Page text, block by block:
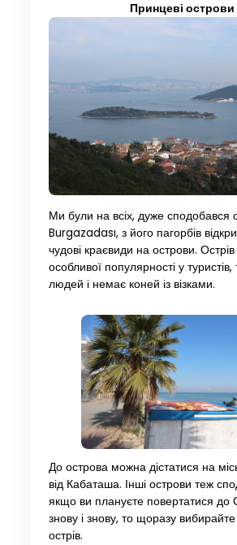
Принцеві острови
Ми були на всіх, дуже сподобався
Burgazadası, з його пагорбів
чудові краєвиди на острови.
особливої популярності у
людей і немає коней із візками.
До острова можна дістатися на
від Кабаташа. Інші острови теж
якщо ви плануєте повертатися до
знову і знову, то щоразу
острів.